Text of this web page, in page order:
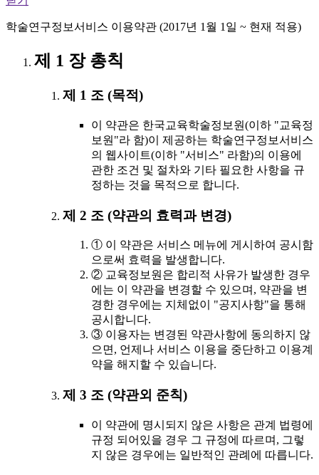
학술연구정보서비스 이용약관 (2017년 1월 1일 ~ 현재 적용)
제 1 장 총칙
제 1 조 (목적)
이 약관은 한국교육학술정보원(이하 "교육정
보원"라 함)이 제공하는 학술연구정보서비스
의 웹사이트(이하 "서비스" 라함)의 이용에
관한 조건 및 절차와 기타 필요한 사항을 규
정하는 것을 목적으로 합니다.
제 2 조 (약관의 효력과 변경)
① 이 약관은 서비스 메뉴에 게시하여 공시함
으로써 효력을 발생합니다.
② 교육정보원은 합리적 사유가 발생한 경우
에는 이 약관을 변경할 수 있으며, 약관을 변
경한 경우에는 지체없이 "공지사항"을 통해
공시합니다.
③ 이용자는 변경된 약관사항에 동의하지 않
으면, 언제나 서비스 이용을 중단하고 이용계
약을 해지할 수 있습니다.
제 3 조 (약관외 준칙)
이 약관에 명시되지 않은 사항은 관계 법령에
규정 되어있을 경우 그 규정에 따르며, 그렇
지 않은 경우에는 일반적인 관례에 따릅니다.